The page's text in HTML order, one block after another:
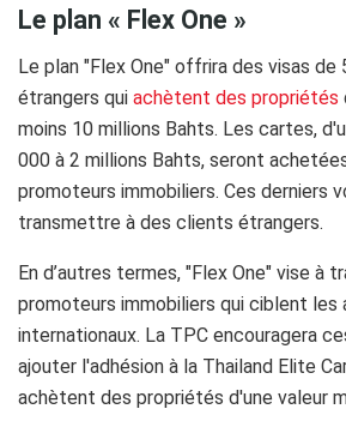
Le plan « Flex One »
Le plan "Flex One" offrira des visas de
étrangers qui achètent des propriétés
moins 10 millions Bahts. Les cartes,
000 à 2 millions Bahts, seront
promoteurs immobiliers. Ces derniers
transmettre à des clients étrangers.
En d’autres termes, "Flex One" vise à
promoteurs immobiliers qui ciblent les
internationaux. La TPC encouragera
ajouter l'adhésion à la Thailand Elite
achètent des propriétés d'une valeur